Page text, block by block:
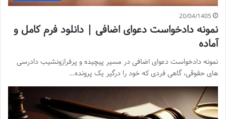
20/04/1405
نمونه دادخواست دعوای اضافی | دانلود فرم کامل و
آماده
نمونه دادخواست دعوای اضافی در مسیر پیچیده و پرفرازونشیب دادرسی
های حقوقی، گاهی فردی که خود را درگیر یک پرونده…